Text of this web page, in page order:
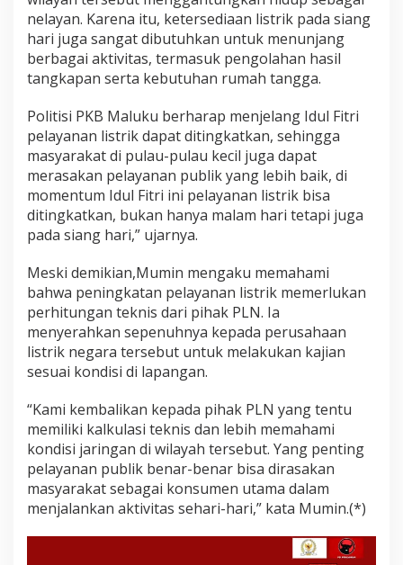
K
e
c
i
M
a
l
u
k
u
e
n
g
a
a
nelayan. Karena itu, ketersediaan listrik pada siang
hari juga sangat dibutuhkan untuk menunjang
berbagai aktivitas, termasuk pengolahan hasil
tangkapan serta kebutuhan rumah tangga.
Politisi PKB Maluku berharap menjelang Idul Fitri
pelayanan listrik dapat ditingkatkan, sehingga
masyarakat di pulau-pulau kecil juga dapat
merasakan pelayanan publik yang lebih baik, di
momentum Idul Fitri ini pelayanan listrik bisa
ditingkatkan, bukan hanya malam hari tetapi juga
pada siang hari,” ujarnya.
Meski demikian,Mumin mengaku memahami
bahwa peningkatan pelayanan listrik memerlukan
perhitungan teknis dari pihak PLN. Ia
menyerahkan sepenuhnya kepada perusahaan
listrik negara tersebut untuk melakukan kajian
sesuai kondisi di lapangan.
“Kami kembalikan kepada pihak PLN yang tentu
memiliki kalkulasi teknis dan lebih memahami
kondisi jaringan di wilayah tersebut. Yang penting
pelayanan publik benar-benar bisa dirasakan
masyarakat sebagai konsumen utama dalam
menjalankan aktivitas sehari-hari,” kata Mumin.(*)